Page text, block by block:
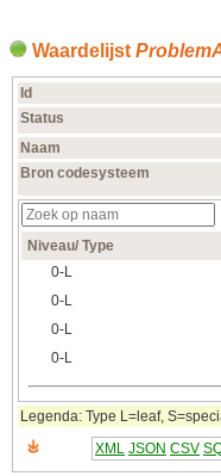
Waardelijst
Id
Status
Naam
Bron codesysteem
Niveau/ Type
0‑L
0‑L
0‑L
0‑L
Legenda: Type L=leaf,
XML JSON CSV